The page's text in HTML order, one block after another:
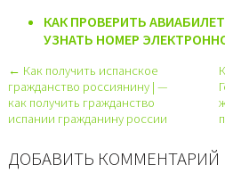
КАК ПРОВЕРИТЬ
УЗНАТЬ НОМЕР
← Как получить испанское
гражданство россиянину | —
как получить гражданство
испании гражданину россии
ДОБАВИТЬ КОММЕНТАРИЙ